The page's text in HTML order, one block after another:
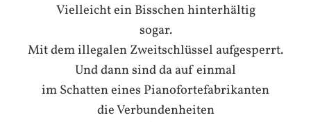
Vielleicht ein Bisschen hinterhältig
sogar.
Mit dem illegalen Zweitschlüssel aufgesperrt.
Und dann sind da auf einmal
im Schatten eines Pianofortefabrikanten
die Verbundenheiten